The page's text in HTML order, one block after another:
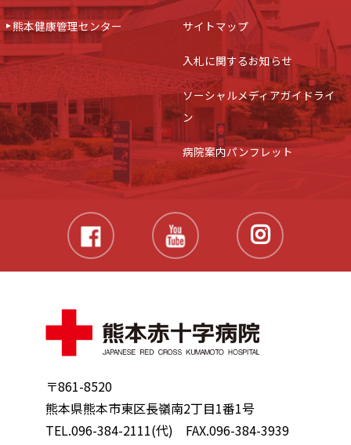
〒861-8520
熊本県熊本市東区長嶺南2丁目1番1号
TEL.096-384-2111(代) FAX.096-384-3939
熊本健康管理センター サイトマップ
入札に関するお知らせ
ソーシャルメディアガイドライ
ン
病院案内パンフレット